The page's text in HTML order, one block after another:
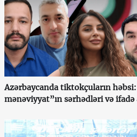
Azərbaycanda tiktokçuların
mənəviyyat”ın sərhədləri və ifadə